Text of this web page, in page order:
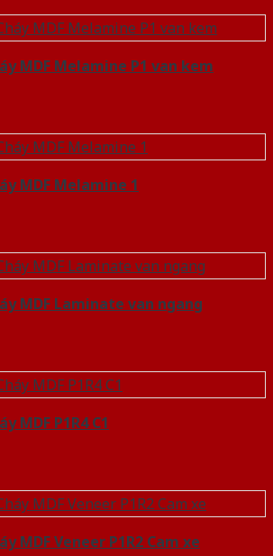
MDF Melamine P1 van kem
MDF Melamine 1
MDF Laminate van ngang
MDF P1R4 C1
MDF Veneer P1R2 Cam xe